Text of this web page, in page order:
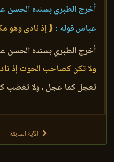
أخرج الطبري بسنده الحسن
عباس قوله : { إذ نادى وهو
أخرج الطبري بسنده الحسن
ولا تكن كصاحب الحوت إذ
تعجل كما عجل ، ولا تغضب
الآية السابقة